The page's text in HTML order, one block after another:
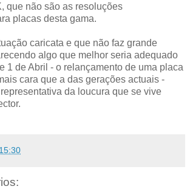
que não são as resoluções
placas desta gama.
caricata e que não faz grande
algo que melhor seria adequado
1 de Abril - o relançamento de uma placa
cara que a das gerações actuais -
da loucura que se vive
15:30